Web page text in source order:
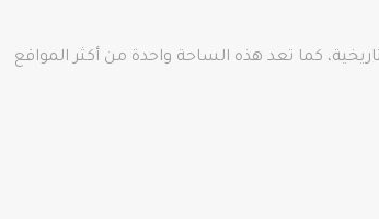
كما تعد هذه الساحة واحدة من أكثر المواقع